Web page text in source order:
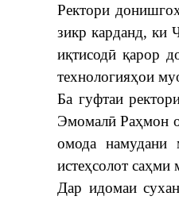
​Ректори
зикр карданд, ки
иқтисодӣ қарор
технологияҳои
Ба гуфтаи
Эмомалӣ Раҳмон
омода намудани
истеҳсолот саҳми
​Дар идомаи